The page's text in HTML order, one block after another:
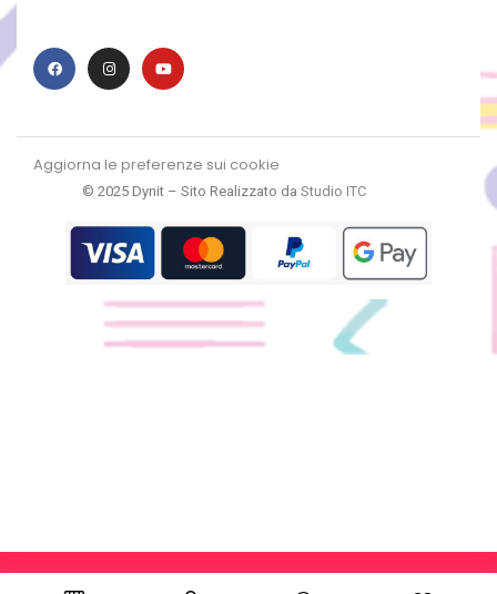
Aggiorna le preferenze sui cookie
© 2025 Dynit – Sito Realizzato da Studio ITC